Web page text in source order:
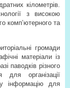
кілометрів.
з високою
комп’ютерного та
громади
матеріали із
паводків різного
організації
інформацію для